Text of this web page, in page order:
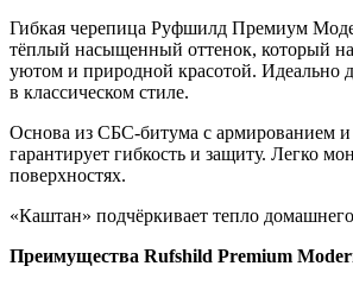
Гибкая черепица Руфшилд Премиум
тёплый насыщенный оттенок, который
уютом и природной красотой. Идеально
в классическом стиле.
Основа из СБС-битума с армированием и
гарантирует гибкость и защиту. Легко
поверхностях.
«Каштан» подчёркивает тепло
Преимущества Rufshild Premium